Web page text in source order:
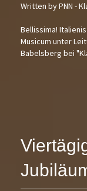
Written by PNN -
Bellissima!
Musicum unter
Babelsberg bei